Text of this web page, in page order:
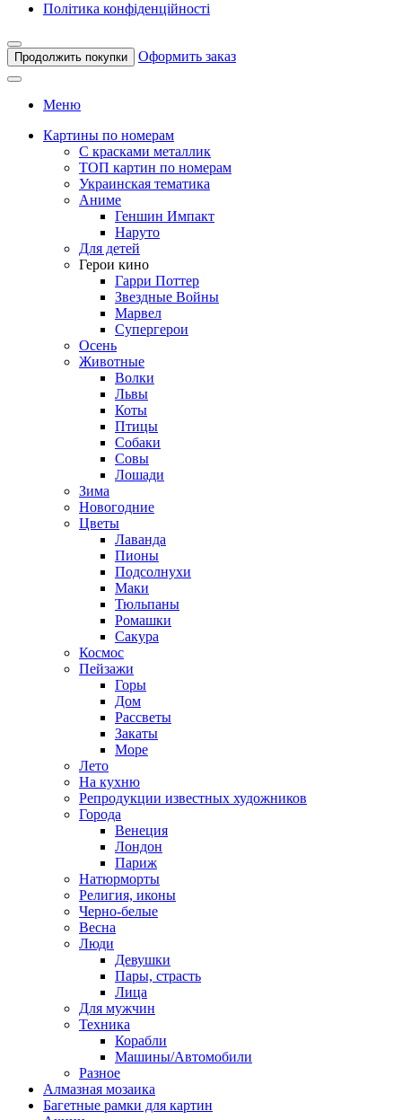
Політика конфіденційності
Продолжить покупки Оформить заказ
Меню
Картины по номерам
С красками металлик
ТОП картин по номерам
Украинская тематика
Аниме
Геншин Импакт
Наруто
Для детей
Герои кино
Гарри Поттер
Звездные Войны
Марвел
Супергерои
Осень
Животные
Волки
Львы
Коты
Птицы
Собаки
Совы
Лошади
Зима
Новогодние
Цветы
Лаванда
Пионы
Подсолнухи
Маки
Тюльпаны
Ромашки
Сакура
Космос
Пейзажи
Горы
Дом
Рассветы
Закаты
Море
Лето
На кухню
Репродукции известных художников
Города
Венеция
Лондон
Париж
Натюрморты
Религия, иконы
Черно-белые
Весна
Люди
Девушки
Пары, страсть
Лица
Для мужчин
Техника
Корабли
Машины/Автомобили
Разное
Алмазная мозаика
Багетные рамки для картин